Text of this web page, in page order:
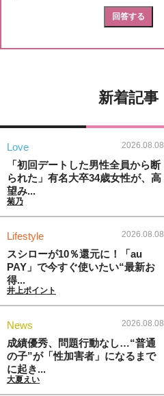
新着記事
Love 2026.08.08
「初回デートした男性全員から断
られた」有名大卒34歳女性が、高
望み...
菊乃
Lifestyle 2026.08.08
スシローが10％還元に！「au
PAY」で今すぐ使いたい“最新お
得...
井上ポイント
News 2026.08.08
成績優秀、問題行動なし…“普通
の子”が「性加害者」になるまで
に起き...
大夏えい